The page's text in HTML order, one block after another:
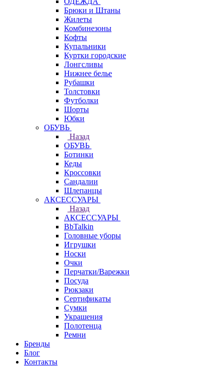
Брюки и Штаны
Жилеты
Комбинезоны
Кофты
Купальники
Куртки городские
Лонгсливы
Нижнее белье
Рубашки
Толстовки
Футболки
Шорты
Юбки
ОБУВЬ
Назад
ОБУВЬ
Ботинки
Кеды
Кроссовки
Сандалии
Шлепанцы
АКСЕССУАРЫ
Назад
АКСЕССУАРЫ
BbTalkin
Головные уборы
Игрушки
Носки
Очки
Перчатки/Варежки
Посуда
Рюкзаки
Сертификаты
Сумки
Украшения
Полотенца
Ремни
Бренды
Блог
Контакты